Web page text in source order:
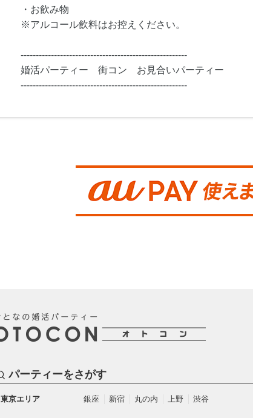
・お飲み物
※アルコール飲料はお控えください。
-------------------------------------------------------
婚活パーティー 街コン お見合いパーティー
-------------------------------------------------------
パーティーをさがす
東京エリア 銀座 新宿 丸の内 上野 渋谷